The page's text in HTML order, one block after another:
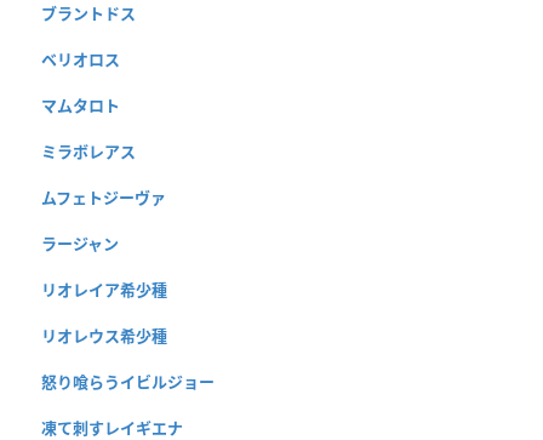
ブラントドス
ベリオロス
マムタロト
ミラボレアス
ムフェトジーヴァ
ラージャン
リオレイア希少種
リオレウス希少種
怒り喰らうイビルジョー
凍て刺すレイギエナ